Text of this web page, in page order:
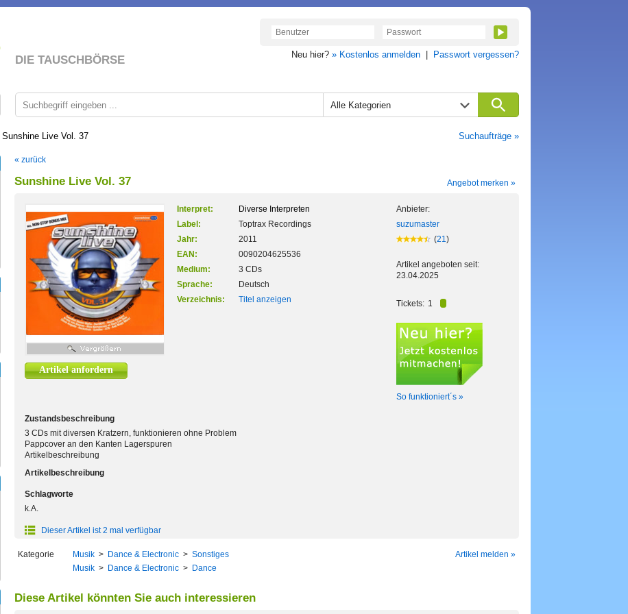
DIE TAUSCHBÖRSE Neu hier? » Kostenlos anmelden Passwort vergessen?
Alle Kategorien
Sunshine Live Vol. 37 Suchaufträge »
« zurück
Sunshine Live Vol. 37 Angebot merken »
Artikel anfordern
Interpret:
Diverse Interpreten
Label:
Toptrax Recordings
Jahr:
2011
EAN:
0090204625536
Medium:
3 CDs
Sprache:
Deutsch
Verzeichnis:
Titel anzeigen
Anbieter:
suzumaster
(21)
Artikel angeboten seit:
23.04.2025
Tickets: 1
So funktioniert´s »
Zustandsbeschreibung
3 CDs mit diversen Kratzern, funktionieren ohne Problem
Pappcover an den Kanten Lagerspuren
Artikelbeschreibung
Artikelbeschreibung
Schlagworte
k.A.
Dieser Artikel ist 2 mal verfügbar
Kategorie Musik > Dance & Electronic > Sonstiges
Musik > Dance & Electronic > Dance
Artikel melden »
Diese Artikel könnten Sie auch interessieren